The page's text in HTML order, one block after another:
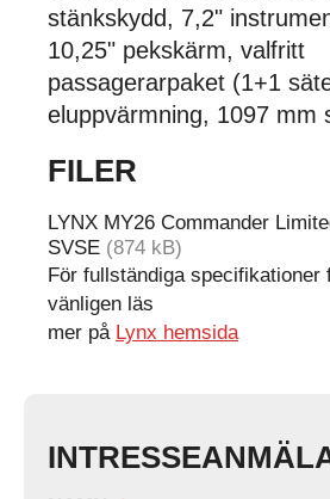
stänkskydd, 7,2"
10,25" pekskärm, valfritt
passagerarpaket (1+1
eluppvärmning, 1097 mm
FILER
LYNX MY26 Commander
SVSE (874 kB)
För fullständiga specifikationer
vänligen läs
mer på Lynx hemsida